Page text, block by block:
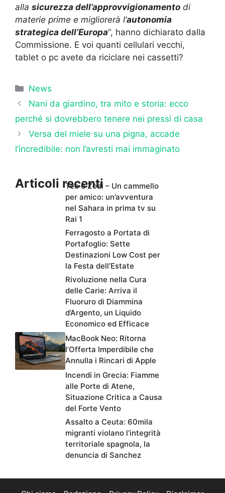
alla sicurezza dell’approvvigionamento di
materie prime e migliorerà l’autonomia
strategica dell’Europa“, hanno dichiarato dalla
Commissione. E voi quanti cellulari vecchi,
tablet o pc avete da riciclare nei cassetti?
Categorie
News
Nani da giardino, tra mito e storia: ecco
perché si dovrebbero tenere nei pressi di casa
Versa del miele su una pigna, accade
l’incredibile: non l’avresti mai immaginato
Articoli recentiTeo e Zodì – Un cammello
per amico: un’avventura
nel Sahara in prima tv su
Rai 1
Ferragosto a Portata di
Portafoglio: Sette
Destinazioni Low Cost per
la Festa dell’Estate
Rivoluzione nella Cura
delle Carie: Arriva il
Fluoruro di Diammina
d’Argento, un Liquido
Economico ed Efficace
MacBook Neo: Ritorna
l’Offerta Imperdibile che
Annulla i Rincari di Apple
Incendi in Grecia: Fiamme
alle Porte di Atene,
Situazione Critica a Causa
del Forte Vento
Assalto a Ceuta: 60mila
migranti violano l’integrità
territoriale spagnola, la
denuncia di Sanchez